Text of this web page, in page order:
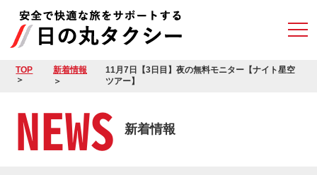
TOP 新着情報
11月7日【3日目】夜の無料モニター【ナイト星空
ツアー】
NEWS 新着情報